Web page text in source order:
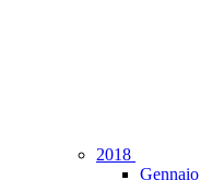
2018
Gennaio